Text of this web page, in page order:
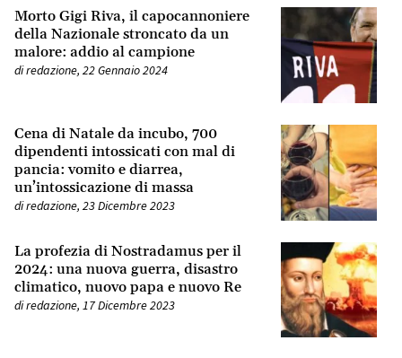
Morto Gigi Riva, il capocannoniere
della Nazionale stroncato da un
malore: addio al campione
diredazione, 22 Gennaio 2024
Cena di Natale da incubo, 700
dipendenti intossicati con mal di
pancia: vomito e diarrea,
un’intossicazione di massa
diredazione, 23 Dicembre 2023
La profezia di Nostradamus per il
2024: una nuova guerra, disastro
climatico, nuovo papa e nuovo Re
diredazione, 17 Dicembre 2023